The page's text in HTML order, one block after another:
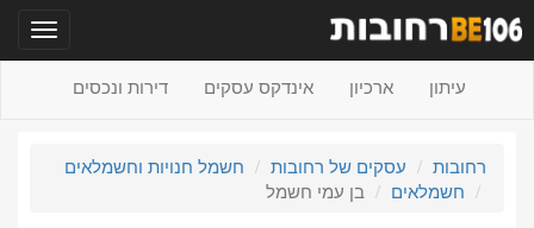
עיתון ארכיון אינדקס עסקים דירות ונכסים
רחובות עסקים של רחובות
חשמל חנויות וחשמלאים
חשמלאים
בן עמי חשמל